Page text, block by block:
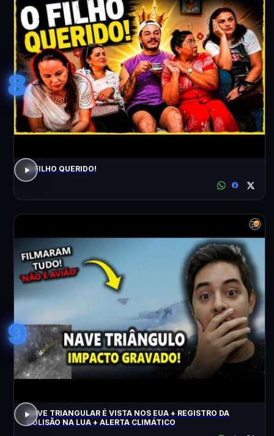
8
O FILHO QUERIDO!
9
NAVE TRIANGULAR É VISTA NOS EUA + REGISTRO DA
COLISÃO NA LUA + ALERTA CLIMÁTICO